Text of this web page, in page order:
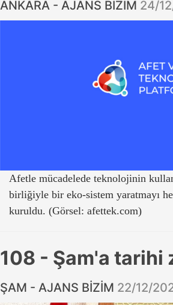
ANKARA - AJANS BİZİM 24/
Afetle mücadelede teknolojinin
birliğiyle bir eko-sistem yaratmayı
kuruldu. (Görsel: afettek.com)
108 - Şam'a tarihi
ŞAM - AJANS BİZİM 22/12/